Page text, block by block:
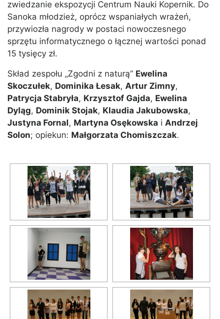
zwiedzanie ekspozycji Centrum Nauki Kopernik. Do
Sanoka młodzież, oprócz wspaniałych wrażeń,
przywiozła nagrody w postaci nowoczesnego
sprzętu informatycznego o łącznej wartości ponad
15 tysięcy zł.
Skład zespołu „Zgodni z naturą” Ewelina
Skoczułek, Dominika Łesak, Artur Zimny,
Patrycja Stabryła, Krzysztof Gajda, Ewelina
Dyląg, Dominik Stojak, Klaudia Jakubowska,
Justyna Fornal, Martyna Osękowska i Andrzej
Solon; opiekun: Małgorzata Chomiszczak.